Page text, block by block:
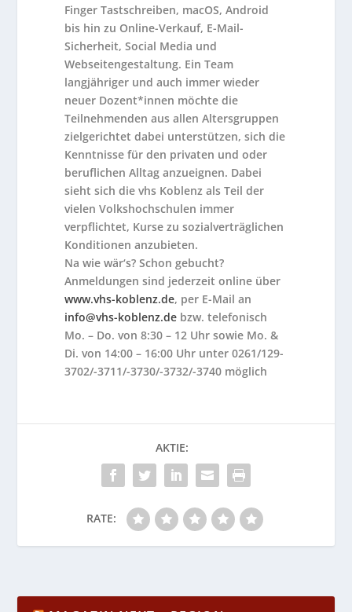
Finger Tastschreiben, macOS, Android
bis hin zu Online-Verkauf, E-Mail-
Sicherheit, Social Media und
Webseitengestaltung. Ein Team
langjähriger und auch immer wieder
neuer Dozent*innen möchte die
Teilnehmenden aus allen Altersgruppen
zielgerichtet dabei unterstützen, sich die
Kenntnisse für den privaten und oder
beruflichen Alltag anzueignen. Dabei
sieht sich die vhs Koblenz als Teil der
vielen Volkshochschulen immer
verpflichtet, Kurse zu sozialverträglichen
Konditionen anzubieten.
Na wie wär‘s? Schon gebucht?
Anmeldungen sind jederzeit online über
www.vhs-koblenz.de, per E-Mail an
info@vhs-koblenz.de bzw. telefonisch
Mo. – Do. von 8:30 – 12 Uhr sowie Mo. &
Di. von 14:00 – 16:00 Uhr unter 0261/129-
3702/-3711/-3730/-3732/-3740 möglich
AKTIE:
RATE: